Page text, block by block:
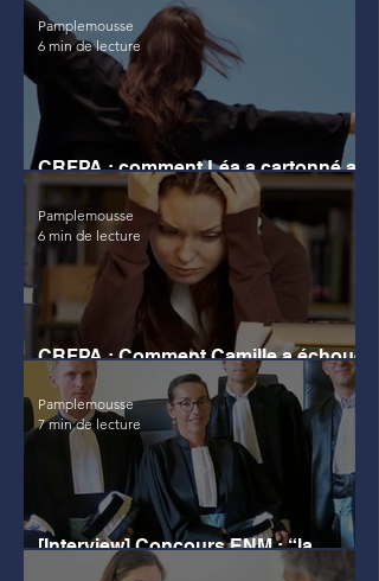
CRFPA : comment Léa a cartonné au
Grand Oral
Pamplemousse
6 min de lecture
CRFPA : Comment Camille a échoué
au grand Oral
Pamplemousse
6 min de lecture
[Interview] Concours ENM : “la
motivation c’est la moitié du travail”
Pamplemousse
7 min de lecture